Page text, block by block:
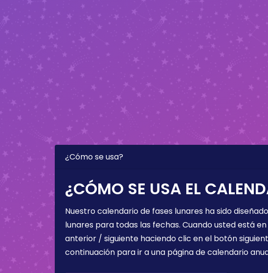
¿Cómo se usa?
¿CÓMO SE USA EL
Nuestro calendario de fases lunares ha sido
lunares para todas las fechas. Cuando usted está
anterior / siguiente haciendo clic en el botón
continuación para ir a una página de calendario